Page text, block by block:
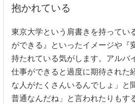
抱かれている
東京大学という肩書きを持ってい
ができる』といったイメージや『
持たれている気がします。アルバ
仕事ができると過度に期待された
な人がたくさんいるんでしょ」と
普通なんだね」と言われたりもす